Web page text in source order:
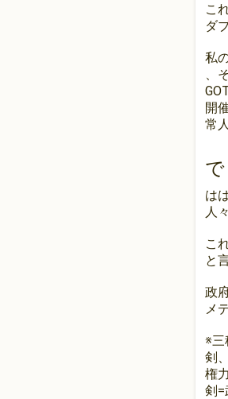
こ
ダ
私
、
開
常
は
人
こ
と
政
メ
※三
剣
権
剣=